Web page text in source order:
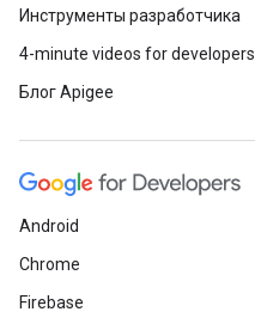
Инструменты разработчика
4-minute videos for developers
Блог Apigee
Android
Chrome
Firebase